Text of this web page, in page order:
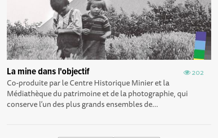
202
La mine dans l'objectif
Co-produite par le Centre Historique Minier et la
Médiathèque du patrimoine et de la photographie, qui
conserve l’un des plus grands ensembles de...